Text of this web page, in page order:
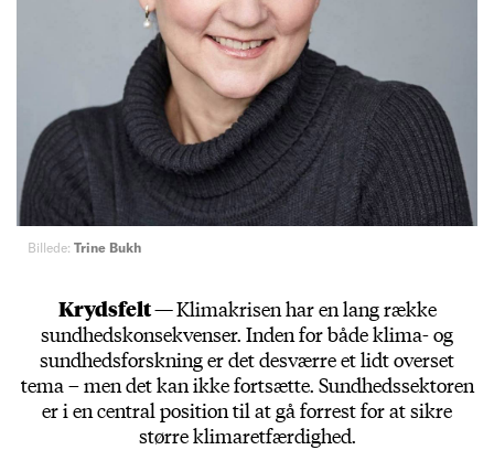
Billede: Trine Bukh
Krydsfelt —Klimakrisen har en lang række
sundhedskonsekvenser. Inden for både klima- og
sundhedsforskning er det desværre et lidt overset
tema – men det kan ikke fortsætte. Sundhedssektoren
er i en central position til at gå forrest for at sikre
større klimaretfærdighed.